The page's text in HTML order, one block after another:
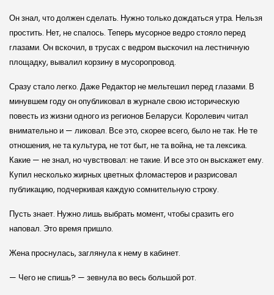
Он знал, что должен сделать. Нужно только дождаться утра. Нельзя
простить. Нет, не спалось. Теперь мусорное ведро стояло перед
глазами. Он вскочил, в трусах с ведром выскочил на лестничную
площадку, вывалил корзину в мусоропровод.
Сразу стало легко. Даже Редактор не мельтешил перед глазами. В
минувшем году он опубликовал в журнале свою историческую
повесть из жизни одного из регионов Беларуси. Королевич читал
внимательно и — ликовал. Все это, скорее всего, было не так. Не те
отношения, не та культура, не тот быт, не та война, не та лексика.
Какие — не знал, но чувствовал: не такие. И все это он выскажет ему.
Купил несколько жирных цветных фломастеров и разрисовал
публикацию, подчеркивая каждую сомнительную строку.
Пусть знает. Нужно лишь выбрать момент, чтобы сразить его
наповал. Это время пришло.
Жена проснулась, заглянула к нему в кабинет.
— Чего не спишь? — зевнула во весь большой рот.